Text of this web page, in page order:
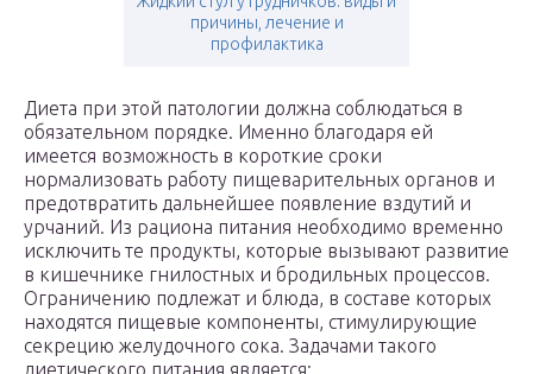
причины, лечение и
профилактика
Диета при этой патологии должна соблюдаться в
обязательном порядке. Именно благодаря ей
имеется возможность в короткие сроки
нормализовать работу пищеварительных органов и
предотвратить дальнейшее появление вздутий и
урчаний. Из рациона питания необходимо временно
исключить те продукты, которые вызывают развитие
в кишечнике гнилостных и бродильных процессов.
Ограничению подлежат и блюда, в составе которых
находятся пищевые компоненты, стимулирующие
секрецию желудочного сока. Задачами такого
диетического питания является: